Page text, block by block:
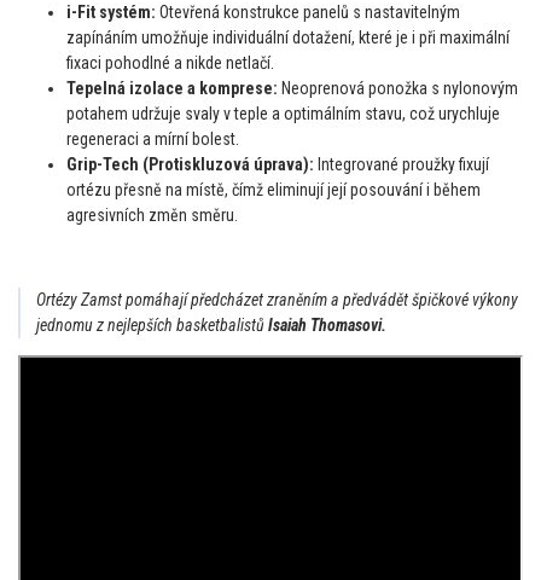
i-Fit systém: Otevřená konstrukce panelů s nastavitelným
zapínáním umožňuje individuální dotažení, které je i při maximální
fixaci pohodlné a nikde netlačí.
Tepelná izolace a komprese: Neoprenová ponožka s nylonovým
potahem udržuje svaly v teple a optimálním stavu, což urychluje
regeneraci a mírní bolest.
Grip-Tech (Protiskluzová úprava): Integrované proužky fixují
ortézu přesně na místě, čímž eliminují její posouvání i během
agresivních změn směru.
Ortézy Zamst pomáhají předcházet zraněním a předvádět špičkové výkony
jednomu z nejlepších basketbalistůIsaiah Thomasovi.